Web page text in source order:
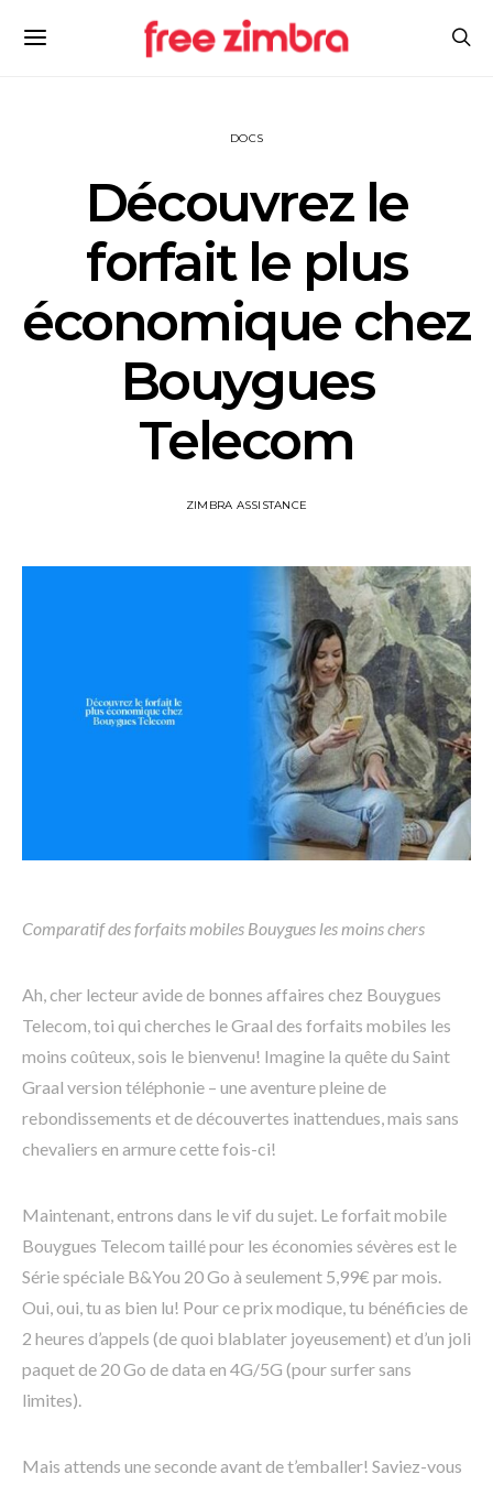
DOCS
Découvrez le
forfait le plus
économique chez
Bouygues
Telecom
ZIMBRA ASSISTANCE
Comparatif des forfaits mobiles Bouygues les moins chers
Ah, cher lecteur avide de bonnes affaires chez Bouygues
Telecom, toi qui cherches le Graal des forfaits mobiles les
moins coûteux, sois le bienvenu! Imagine la quête du Saint
Graal version téléphonie – une aventure pleine de
rebondissements et de découvertes inattendues, mais sans
chevaliers en armure cette fois-ci!
Maintenant, entrons dans le vif du sujet. Le forfait mobile
Bouygues Telecom taillé pour les économies sévères est le
Série spéciale B&You 20 Go à seulement 5,99€ par mois.
Oui, oui, tu as bien lu! Pour ce prix modique, tu bénéficies de
2 heures d’appels (de quoi blablater joyeusement) et d’un joli
paquet de 20 Go de data en 4G/5G (pour surfer sans
limites).
Mais attends une seconde avant de t’emballer! Saviez-vous